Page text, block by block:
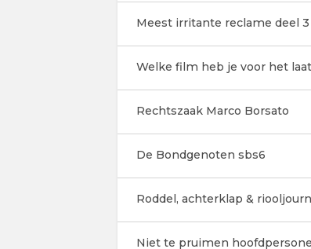
Meest irritante reclame deel 3
Welke film heb je voor het
Rechtszaak Marco Borsato
De Bondgenoten sbs6
Roddel, achterklap &
Niet te pruimen